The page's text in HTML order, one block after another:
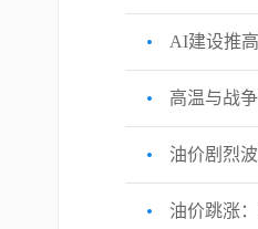
AI建设推
高温与战
油价剧烈
油价跳涨